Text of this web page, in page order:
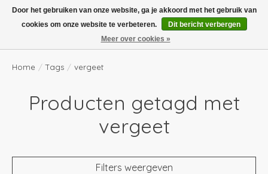
Boven de €100,- gratis verzending! Vóór 14.00 besteld, volgende dag in huis!
Verlanglijst
Home / Tags / vergeet
Producten getagd met
vergeet
Filters weergeven
Door het gebruiken van onze website, ga je akkoord met het gebruik van
cookies om onze website te verbeteren.
Dit bericht verbergen
Meer over cookies »